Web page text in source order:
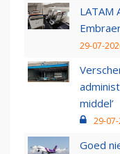
LATAM
29-07-
middel’
29-
Goed